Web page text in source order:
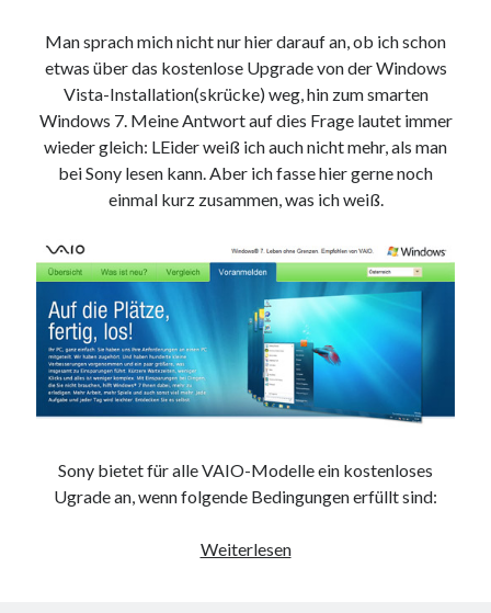
icinga critical/config: Error: Stack overflow while evaluating expression:
Recursion level too deep.
1. April 2018
Winterhüttentour 2018
Michaelzu
the wink of nintendo DS lite
chriszuVGN-P11Z auf SSD
JanzuVGN-P11Z auf SSD
JanzuVGN-P11Z Downgrade
MarlonzuVGN-P11Z auf SSD
Aktion
Allgemein
Man sprach mich nicht nur hier darauf an, ob ich schon
etwas über das kostenlose Upgrade von der Windows
Vista-Installation(skrücke) weg, hin zum smarten
Windows 7. Meine Antwort auf dies Frage lautet immer
wieder gleich: LEider weiß ich auch nicht mehr, als man
bei Sony lesen kann. Aber ich fasse hier gerne noch
einmal kurz zusammen, was ich weiß.
Sony bietet für alle VAIO-Modelle ein kostenloses
Ugrade an, wenn folgende Bedingungen erfüllt sind:
WeiterlesenWindows